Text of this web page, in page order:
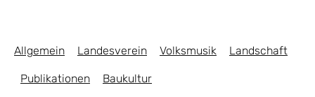
Allgemein Landesverein Volksmusik Landschaft
Publikationen Baukultur